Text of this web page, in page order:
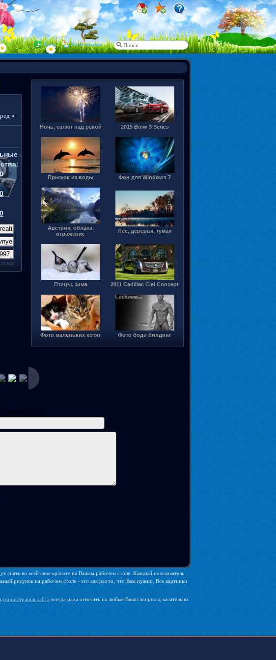
Вход Регистрация
»
Ночь, салют над рекой 2015 Bmw 3 Series
Прыжок из воды Фон для Windows 7
Австрия, облака,
отражение
Лес, деревья, туман
Птицы, зима 2011 Cadillac Ciel Concept
Фото маленьких котят Фото боди билдинг
сиять во всей свое красоте на Вашем рабочем столе. Каждый пользователь
рисунок на рабочем столе - это как раз то, что Вам нужно. Все картинки
сайта всегда рада ответить на любые Ваши вопросы, касательно